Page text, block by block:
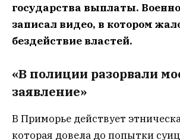
государства выплаты.
записал видео, в котором
бездействие властей.
«В полиции разорвали
заявление»
В Приморье действует
которая довела до попытки